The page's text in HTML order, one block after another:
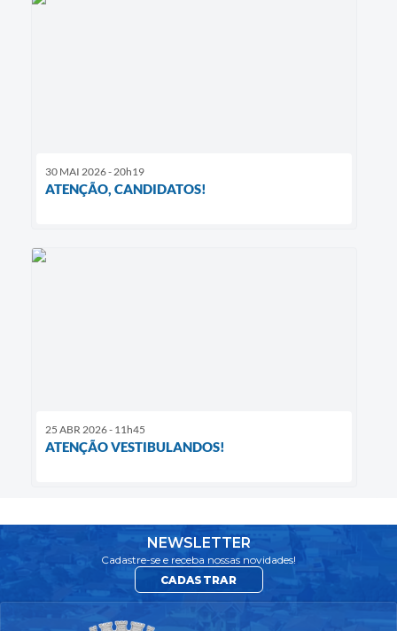
30 MAI 2026 - 20h19
ATENÇÃO, CANDIDATOS!
25 ABR 2026 - 11h45
ATENÇÃO VESTIBULANDOS!
NEWSLETTER
Cadastre-se e receba nossas novidades!
CADASTRAR